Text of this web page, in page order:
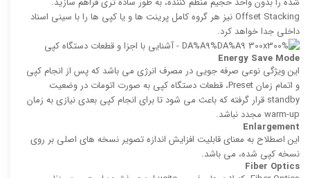
Offset Stacking نیز هر گروه كامل پرینت ‌ها و یا كپی‌ ها را با سینی اسناد
داخلی جدا خواهد کرد.
Energy Save Mode
این ویژگی نوعی صرفه‌ جویی در مصرف انرژی می باشد كه پس از انجام كپی
و اتمام زمان Preset، قطعات دستگاه كپی به صورت اتومات در وضعیت
standby قرار گرفته که باعث می‌ شود تا برای انجام كپی بعدی نیازی به زمان
warm-up مجدد نباشد.
Enlargement
این اصطلاح به معنای قابلیت افزایش اندازه تصویر نسخه های اصلی بر روی
نسخه كپی ‌شده، می باشد.
Fiber Optics